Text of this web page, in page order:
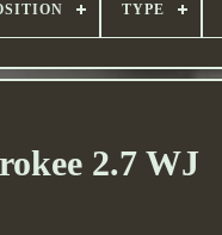
TYPE
2.7 WJ